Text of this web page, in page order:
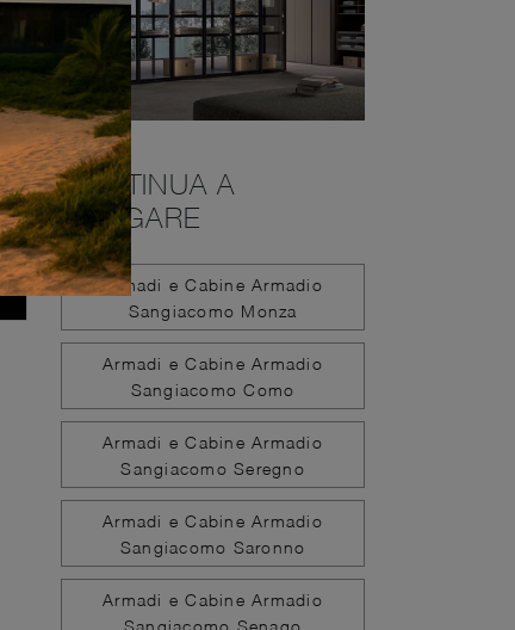
CONTINUA A
NAVIGARE
Armadi e Cabine Armadio
Sangiacomo Monza
Armadi e Cabine Armadio
Sangiacomo Como
Armadi e Cabine Armadio
Sangiacomo Seregno
Armadi e Cabine Armadio
Sangiacomo Saronno
Armadi e Cabine Armadio
Sangiacomo Senago